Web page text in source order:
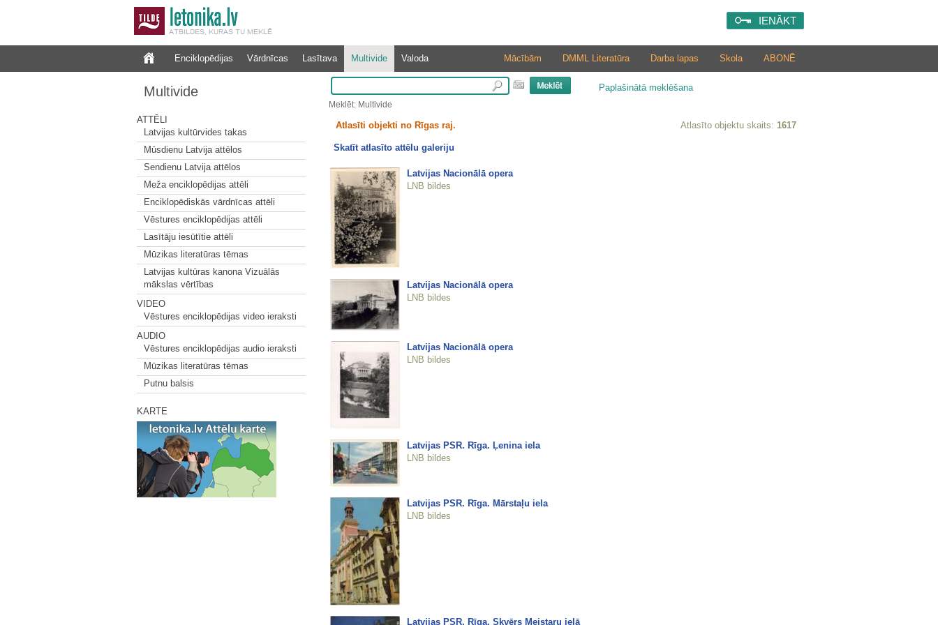
IENĀKT
Enciklopēdijas Vārdnīcas Lasītava Multivide Valoda ABONĒ
Skola
Darba lapas
DMML Literatūra
Mācībām
Multivide
ATTĒLI
Latvijas kultūrvides takas
Mūsdienu Latvija attēlos
Sendienu Latvija attēlos
Meža enciklopēdijas attēli
Enciklopēdiskās vārdnīcas attēli
Vēstures enciklopēdijas attēli
Lasītāju iesūtītie attēli
Mūzikas literatūras tēmas
Latvijas kultūras kanona Vizuālās
mākslas vērtības
VIDEO
Vēstures enciklopēdijas video ieraksti
AUDIO
Vēstures enciklopēdijas audio ieraksti
Mūzikas literatūras tēmas
Putnu balsis
KARTE
Paplašinātā meklēšana
Meklēt: Multivide
Atlasīti objekti no Rīgas raj. Atlasīto objektu skaits: 1617
Skatīt atlasīto attēlu galeriju
Latvijas Nacionālā opera
LNB bildes
Latvijas Nacionālā opera
LNB bildes
Latvijas Nacionālā opera
LNB bildes
Latvijas PSR. Rīga. Ļenina iela
LNB bildes
Latvijas PSR. Rīga. Mārstaļu iela
LNB bildes
Latvijas PSR. Rīga. Skvērs Meistaru ielā